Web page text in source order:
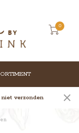
0
verzonden